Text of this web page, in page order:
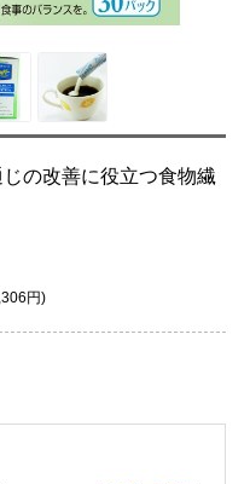
の改善に役立つ食物繊
円)